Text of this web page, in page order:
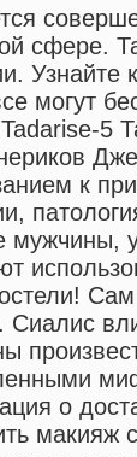
сфере.
могут
5
к
Сиалис
о
макияж